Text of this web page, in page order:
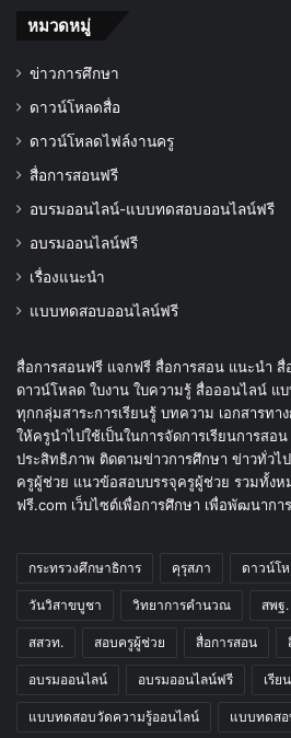
หมวดหมู่
ข่าวการศึกษา
ดาวน์โหลดสื่อ
ดาวน์โหลดไฟล์งานครู
สื่อการสอนฟรี
อบรมออนไลน์-แบบทดสอบออนไลน์ฟรี
อบรมออนไลน์ฟรี
เรื่องแนะนำ
แบบทดสอบออนไลน์ฟรี
สื่อการสอนฟรี แจกฟรี สื่อการสอน แนะนำ
ดาวน์โหลด ใบงาน ใบความรู้ สื่อออนไลน์ แ
ทุกกลุ่มสาระการเรียนรู้ บทความ เอกสารทา
ให้ครูนำไปใช้เป็นในการจัดการเรียนการสอ
ประสิทธิภาพ ติดตามข่าวการศึกษา ข่าวทั่วไ
ครูผู้ช่วย แนวข้อสอบบรรจุครูผู้ช่วย รวมทั้ง
ฟรี.com เว็บไซต์เพื่อการศึกษา เพื่อพัฒนากา
กระทรวงศึกษาธิการ คุรุสภา ดาวน์โ
วันวิสาขบูชา วิทยาการคำนวณ สพฐ.
สสวท. สอบครูผู้ช่วย สื่อการสอน
อบรมออนไลน์ อบรมออนไลน์ฟรี เรีย
แบบทดสอบวัดความรู้ออนไลน์ แบบทดส